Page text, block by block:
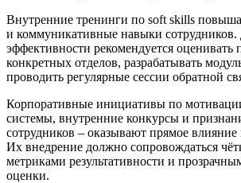
Внутренние тренинги по soft skills
и коммуникативные навыки
эффективности рекомендуется оценивать
конкретных отделов, разрабатывать
проводить регулярные сессии обратной
Корпоративные инициативы по
системы, внутренние конкурсы и
сотрудников – оказывают прямое влияние
Их внедрение должно сопровождаться
метриками результативности и
оценки.